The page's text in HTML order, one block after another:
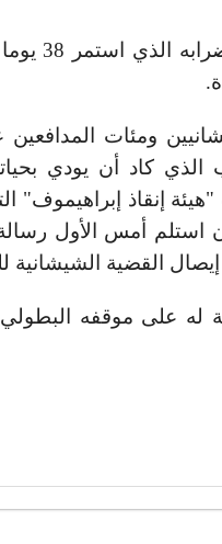
وكان
ومئات
الذي كاد أن يودي
"هيئة إنقاذ
أن استلم أمس الأول
القضية الشيشانية
له على موقفه